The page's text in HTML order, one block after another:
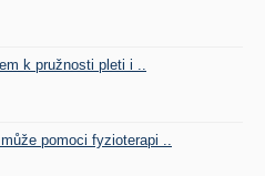
k pružnosti pleti i ..
pomoci fyzioterapi ..